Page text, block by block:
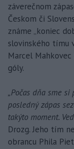
záverečnom
Českom či
známe „koniec
slovinského tímu
Marcel
góly.
„Počas dňa sme
posledný zápas
takýto moment.
Drozg. Jeho tím
obrancu Phila